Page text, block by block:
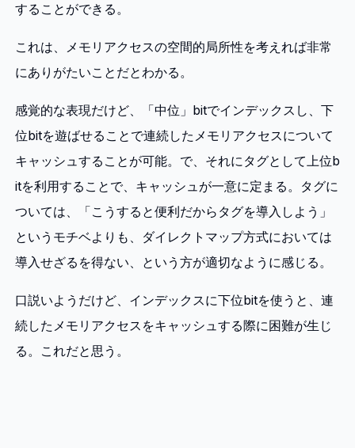
することができる。
これは、メモリアクセスの空間的局所性を考えれば非常
にありがたいことだとわかる。
感覚的な表現だけど、「中位」bitでインデックスし、下
位bitを遊ばせることで連続したメモリアクセスについて
キャッシュすることが可能。で、それにタグとして上位b
itを利用することで、キャッシュが一意に定まる。タグに
ついては、「こうすると便利だからタグを導入しよう」
というモチベよりも、ダイレクトマップ方式においては
導入せざるを得ない、という方が適切なように感じる。
口説いようだけど、インデックスに下位bitを使うと、連
続したメモリアクセスをキャッシュする際に困難が生じ
る。これだと思う。